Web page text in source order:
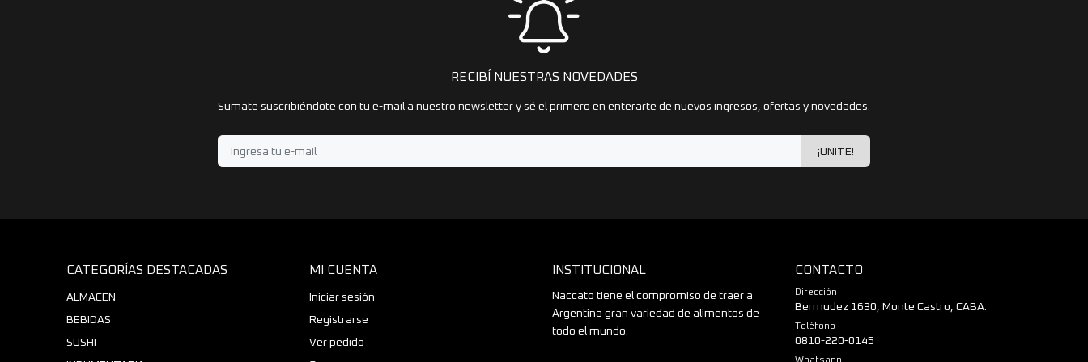
RECIBÍ NUESTRAS NOVEDADES
Sumate suscribiéndote con tu e-mail a nuestro newsletter y sé el primero en enterarte de nuevos ingresos, ofertas y novedades.
¡UNITE!
CATEGORÍAS DESTACADAS
ALMACEN
BEBIDAS
SUSHI
MI CUENTA
Iniciar sesión
Registrarse
Ver pedido
INSTITUCIONAL
Naccato tiene el compromiso de traer a
Argentina gran variedad de alimentos de
todo el mundo.
CONTACTO
Dirección
Bermudez 1630, Monte Castro, CABA.
Teléfono
0810-220-0145
Whatsapp